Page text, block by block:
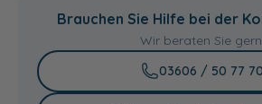
Anthrazit
Brauchen Sie Hilfe bei der
Wir beraten Sie gern.
03606 / 50 77 70